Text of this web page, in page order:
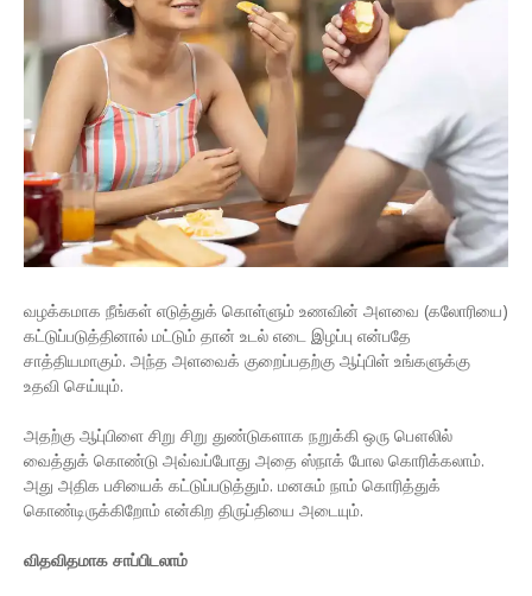
வழக்கமாக நீங்கள் எடுத்துக் கொள்ளும் உணவின் அளவை (கலோரியை)
கட்டுப்படுத்தினால் மட்டும் தான் உடல் எடை இழப்பு என்பதே
சாத்தியமாகும். அந்த அளவைக் குறைப்பதற்கு ஆபு்பிள் உங்களுக்கு
உதவி செய்யும்.
அதற்கு ஆபு்பிளை சிறு சிறு துண்டுகளாக நறுக்கி ஒரு பௌலில்
வைத்துக் கொண்டு அவ்வப்போது அதை ஸ்நாக் போல கொரிக்கலாம்.
அது அதிக பசியைக் கட்டுப்படுத்தும். மனசும் நாம் கொரித்துக்
கொண்டிருக்கிறோம் என்கிற திருப்தியை அடையும்.
​விதவிதமாக சாப்பிடலாம்